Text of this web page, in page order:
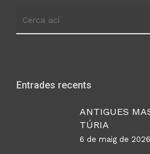
Cercador
Entrades recents
ANTIGUES
TÚRIA
6 de maig de 2026